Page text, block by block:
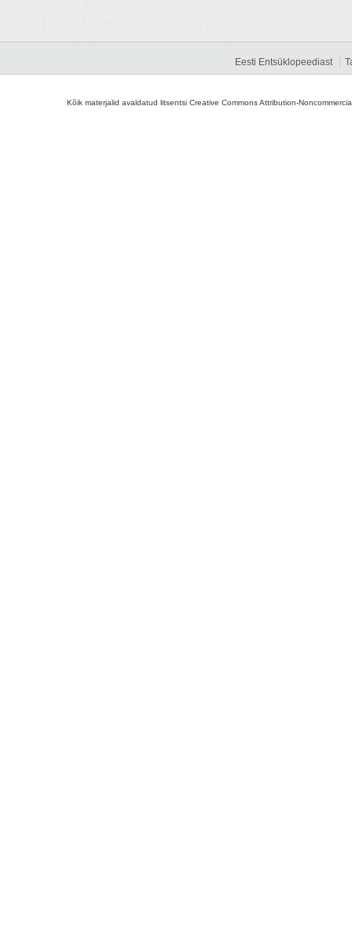
Eesti Entsüklopeediast
Kõik materjalid avaldatud litsentsi Creative Commons Attribution-